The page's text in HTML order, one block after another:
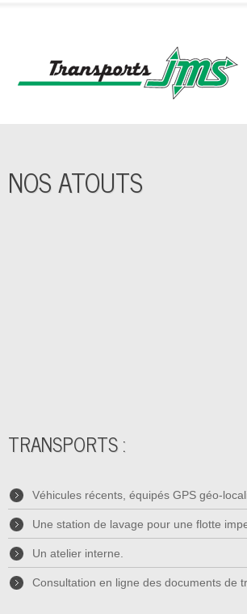
NOS ATOUTS
TRANSPORTS :
Véhicules récents, équipés GPS géo-
Une station de lavage pour une flotte
Un atelier interne.
Consultation en ligne des documents de